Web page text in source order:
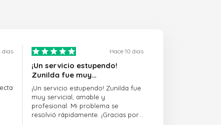
dias Hace 10 dias
¡Un servicio estupendo!
Zunilda fue muy…
¡Un servicio estupendo! Zunilda fue
muy servicial, amable y
profesional. Mi problema se
resolvió rápidamente. ¡Gracias por